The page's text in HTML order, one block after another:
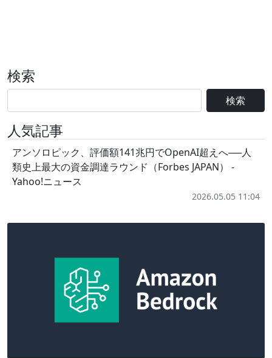
検索
検索
人気記事
アンソロピック、評価額141兆円でOpenAI超えへ──人
類史上最大の資金調達ラウンド（Forbes JAPAN） -
Yahoo!ニュース
2026.05.05 11:04